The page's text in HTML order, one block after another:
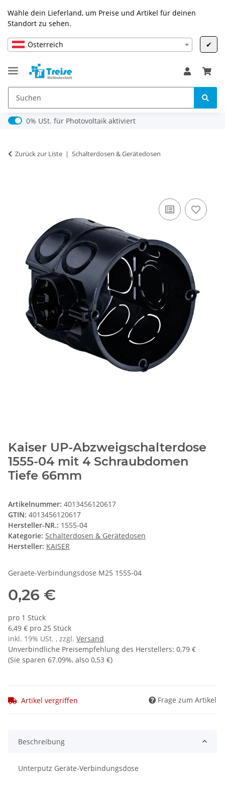
Wähle dein Lieferland, um Preise und Artikel für deinen
Standort zu sehen.
Österreich ✔
0% USt. für Photovoltaik (§ 12 Abs. 3 UStG)
0% USt. für Photovoltaik aktiviert
Zurück zur Liste Schalterdosen & Gerätedosen
Kaiser UP-Abzweigschalterdose
1555-04 mit 4 Schraubdomen
Tiefe 66mm
Artikelnummer: 4013456120617
GTIN: 4013456120617
Hersteller-NR.: 1555-04
Kategorie: Schalterdosen & Gerätedosen
Hersteller: KAISER
Geraete-Verbindungsdose M25 1555-04
0,26 €
pro 1 Stück
6,49 € pro 25 Stück
inkl. 19% USt. , zzgl. Versand
Unverbindliche Preisempfehlung des Herstellers: 0,79 €
(Sie sparen 67.09%, also 0,53 €)
Artikel vergriffen Frage zum Artikel
Beschreibung
Unterputz Geräte-Verbindungsdose